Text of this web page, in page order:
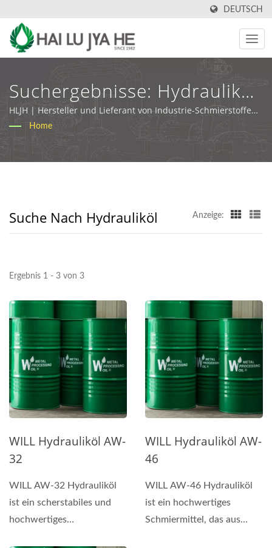
DEUTSCH
Suchergebnisse: Hydrauliköl
|
& Maßgeschneiderte
HLJH | Hersteller und Lieferant von Industrie-Schmierstoffen
& Metallbearbeitungsflüssigkeiten in Taiwan
Home
Suche Nach Hydrauliköl Anzeige:
Ergebnis 1 - 3 von 3
WILL Hydrauliköl AW-
32
WILL AW-32 Hydrauliköl
ist ein scherstabiles und
hochwertiges
WILL Hydrauliköl AW-
46
WILL AW-46 Hydrauliköl
ist ein hochwertiges
Schmiermittel, das aus